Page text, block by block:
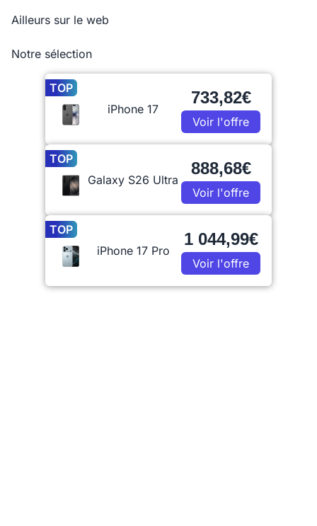
Ailleurs sur le web
Notre sélection
TOP
iPhone 17
733,82€
Voir l'offre
TOP
Galaxy S26 Ultra
888,68€
Voir l'offre
TOP
iPhone 17 Pro
1 044,99€
Voir l'offre